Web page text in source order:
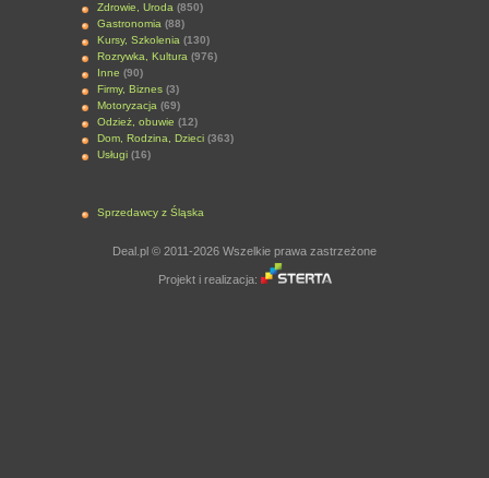
Zdrowie, Uroda (850)
Gastronomia (88)
Kursy, Szkolenia (130)
Rozrywka, Kultura (976)
Inne (90)
Firmy, Biznes (3)
Motoryzacja (69)
Odzież, obuwie (12)
Dom, Rodzina, Dzieci (363)
Usługi (16)
Sprzedawcy z Śląska
Deal.pl © 2011-2026 Wszelkie prawa zastrzeżone
Projekt i realizacja: